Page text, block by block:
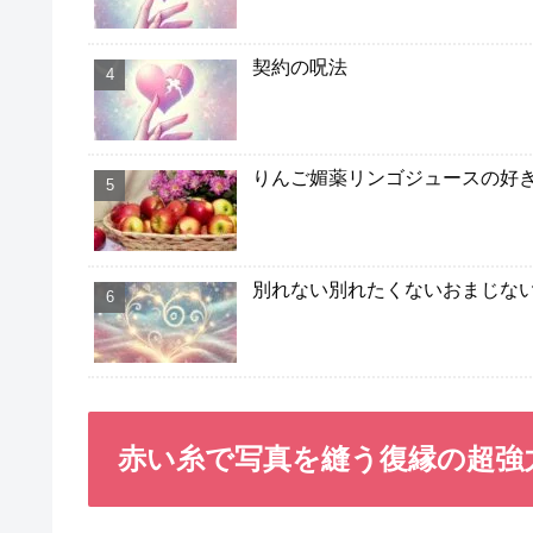
契約の呪法
りんご媚薬リンゴジュースの好
別れない別れたくないおまじな
赤い糸で写真を縫う復縁の超